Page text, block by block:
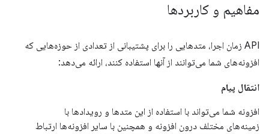
مفاهیم و کاربردها
API زمان اجرا، متدهایی را برای پشتیبانی از تعدادی از حوزه‌هایی که
افزونه‌های شما می‌توانند از آنها استفاده کنند، ارائه می‌دهد:
انتقال پیام
افزونه شما می‌تواند با استفاده از این متدها و رویدادها با
زمینه‌های مختلف درون افزونه و همچنین با سایر افزونه‌ها ارتباط